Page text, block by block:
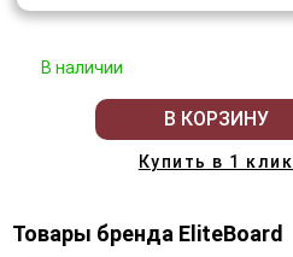
В наличии
В КОРЗИНУ
Купить в 1 клик
Товары бренда EliteBoard